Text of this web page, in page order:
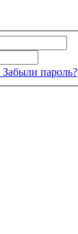
Забыли пароль?